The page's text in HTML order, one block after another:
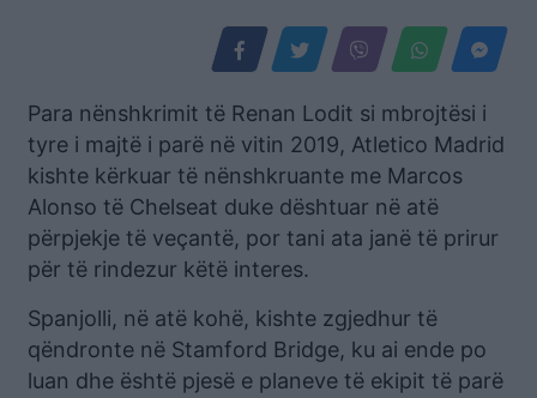
Para nënshkrimit të Renan Lodit si mbrojtësi i
tyre i majtë i parë në vitin 2019, Atletico Madrid
kishte kërkuar të nënshkruante me Marcos
Alonso të Chelseat duke dështuar në atë
përpjekje të veçantë, por tani ata janë të prirur
për të rindezur këtë interes.
Spanjolli, në atë kohë, kishte zgjedhur të
qëndronte në Stamford Bridge, ku ai ende po
luan dhe është pjesë e planeve të ekipit të parë